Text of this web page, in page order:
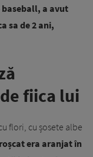
baseball, a avut
sa de 2 ani,
fiica lui
flori, cu șosete albe
era aranjat în